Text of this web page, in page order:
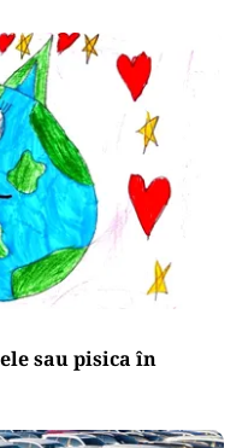
își întâlnește
surprize